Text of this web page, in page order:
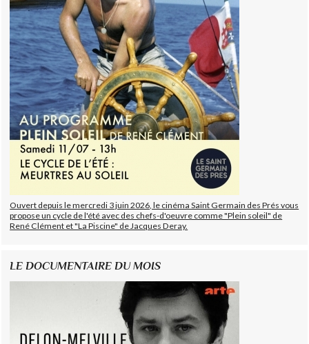
Ouvert depuis le mercredi 3 juin 2026, le cinéma Saint Germain des Prés vous
propose un cycle de l'été avec des chefs-d'oeuvre comme "Plein soleil" de
René Clément et "La Piscine" de Jacques Deray.
LE DOCUMENTAIRE DU MOIS